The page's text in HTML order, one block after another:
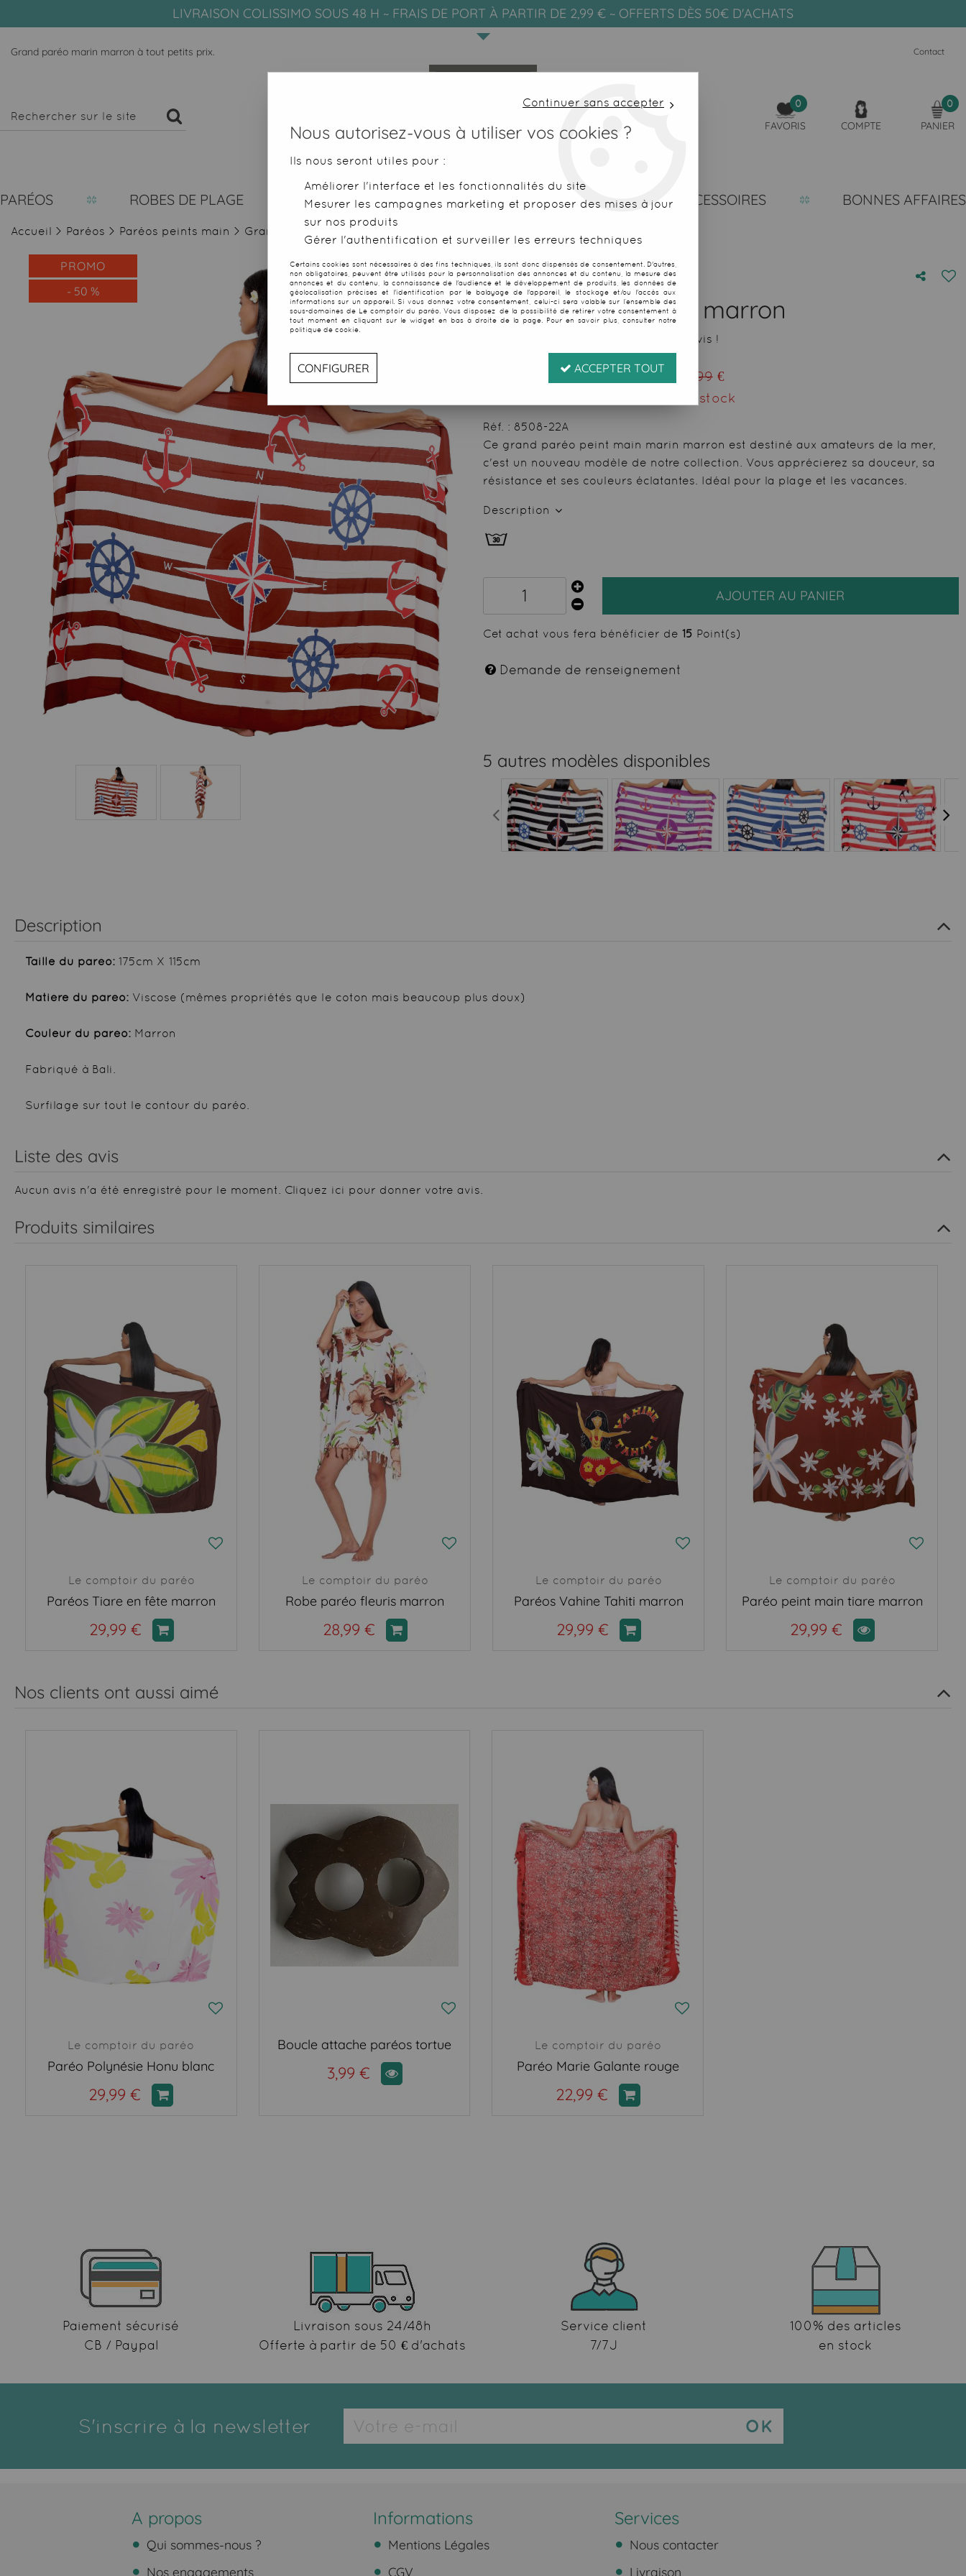
LIVRAISON COLISSIMO SOUS 48 H ~ FRAIS DE PORT À PARTIR DE 2,99 € ~ OFFERTS DÈS 50€ D'ACHATS
Grand paréo marin marron à tout petits prix. Contact
0
FAVORIS COMPTE
0
PANIER
PARÉOS ROBES DE PLAGE SERVIETTES DE PLAGE FOUTAS ACCESSOIRES BONNES AFFAIRES
Accueil > Paréos > Paréos peints main > Grand paréo marin marron
PROMO
- 50 %
Grand paréo marin marron
Soyez le premier à donner votre avis !
TTC au lieu de 29,99 €
Valable jusqu'à épuisement du stock
Réf. : 8508-22A
Ce grand paréo peint main marin marron est destiné aux amateurs de la mer,
c'est un nouveau modèle de notre collection. Vous apprécierez sa douceur, sa
résistance et ses couleurs éclatantes. Idéal pour la plage et les vacances.
Description
AJOUTER AU PANIER
Cet achat vous fera bénéficier de 15 Point(s)
Demande de renseignement
5 autres modèles disponibles
Description
Taille du paréo: 175cm X 115cm
Matière du paréo: Viscose (mêmes propriétés que le coton mais beaucoup plus doux)
Couleur du paréo: Marron
Fabriqué à Bali.
Surfilage sur tout le contour du paréo.
Liste des avis
Aucun avis n'a été enregistré pour le moment. Cliquez ici pour donner votre avis.
Produits similaires
Le comptoir du paréo
Paréos Tiare en fête marron
29,99 €
Le comptoir du paréo
Robe paréo fleuris marron
28,99 €
Le comptoir du paréo
Paréos Vahine Tahiti marron
29,99 €
Le comptoir du paréo
Paréo peint main tiare marron
29,99 €
Nos clients ont aussi aimé
Le comptoir du paréo
Paréo Polynésie Honu blanc
29,99 €
Boucle attache paréos tortue
3,99 €
Le comptoir du paréo
Paréo Marie Galante rouge
22,99 €
Paiement sécurisé
CB / Paypal
Livraison sous 24/48h
Offerte à partir de 50 € d'achats
Service client
7/7J
100% des articles
en stock
S'inscrire à la newsletter
A propos
Qui sommes-nous ?
Nos engagements
Informations
Mentions Légales
CGV
Services
Nous contacter
Livraison
Continuer sans accepter
Nous autorisez-vous à utiliser vos cookies ?
Ils nous seront utiles pour :
Améliorer l'interface et les fonctionnalités du site
Mesurer les campagnes marketing et proposer des mises à jour
sur nos produits
Gérer l'authentification et surveiller les erreurs techniques
Certains cookies sont nécessaires à des fins techniques, ils sont donc dispensés de consentement. D'autres,
non obligatoires, peuvent être utilisés pour la personnalisation des annonces et du contenu, la mesure des
annonces et du contenu, la connaissance de l'audience et le développement de produits, les données de
géolocalisation précises et l'identification par le balayage de l'appareil, le stockage et/ou l'accès aux
informations sur un appareil. Si vous donnez votre consentement, celui-ci sera valable sur l’ensemble des
sous-domaines de Le comptoir du paréo. Vous disposez de la possibilité de retirer votre consentement à
tout moment en cliquant sur le widget en bas à droite de la page. Pour en savoir plus, consulter notre
politique de cookie.
CONFIGURER ACCEPTER TOUT